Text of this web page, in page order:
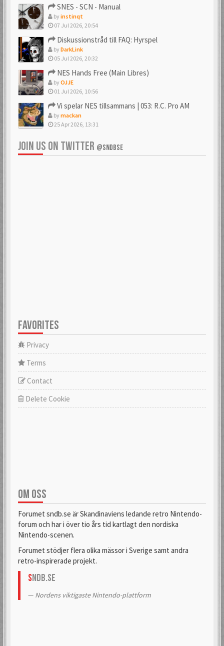
SNES - SCN - Manual
byinstinqt
07 Jul 2026, 20:54
Diskussionstråd till FAQ: Hyrspel
byDarkLink
05 Jul 2026, 20:32
NES Hands Free (Main Libres)
byOJJE
01 Jul 2026, 10:56
Vi spelar NES tillsammans | 053: R.C. Pro AM
bymackan
25 Apr 2026, 13:31
JOIN US ON TWITTER @SNDBSE
FAVORITES
Privacy
Terms
Contact
Delete Cookie
OM OSS
Forumet sndb.se är Skandinaviens ledande retro Nintendo-
forum och har i över tio års tid kartlagt den nordiska
Nintendo-scenen.
Forumet stödjer flera olika mässor i Sverige samt andra
retro-inspirerade projekt.
SNDB.se
Nordens viktigaste Nintendo-plattform